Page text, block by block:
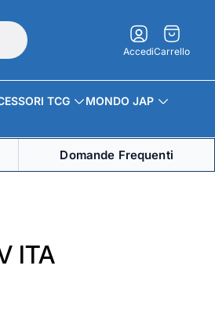
Accedi
Carrello.
Carrello
TCG
MONDO JAP
Domande Frequenti
ITA